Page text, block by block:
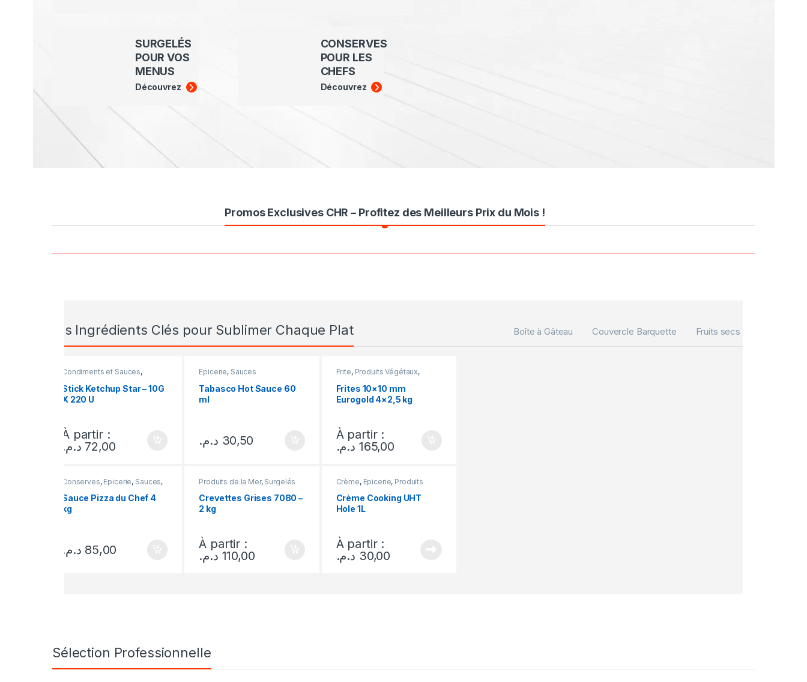
SURGELÉS
POUR VOS
MENUS
Découvrez
CONSERVES
POUR LES
CHEFS
Découvrez
Promos Exclusives CHR – Profitez des Meilleurs Prix du Mois !
Des Ingrédients Clés pour Sublimer Chaque Plat Boîte à Gâteau Couvercle Barquette Fruits secs
Condiments et Sauces,
Stick Ketchup Star – 10G
X 220 U
À partir :
72,00 د.م.
Epicerie, Sauces
Tabasco Hot Sauce 60
ml
30,50 د.م.
Frite, Produits Végétaux,
Surgelés
Frites 10×10 mm
Eurogold 4×2,5 kg
À partir :
165,00 د.م.
Conserves, Epicerie, Sauces,
Sauce Pizza du Chef 4
kg
85,00 د.م.
Produits de la Mer, Surgelés
Crevettes Grises 7080 –
2 kg
À partir :
110,00 د.م.
Crème, Epicerie, Produits
Crème Cooking UHT
Hole 1L
À partir :
30,00 د.م.
Sélection Professionnelle